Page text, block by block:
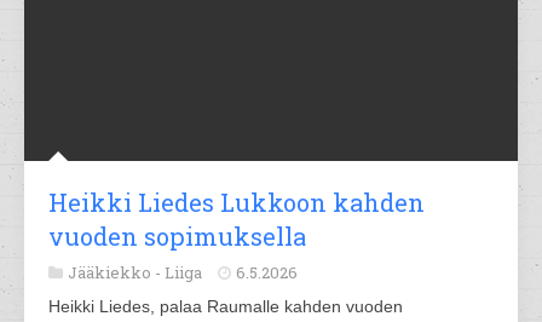
Heikki Liedes Lukkoon kahden
vuoden sopimuksella
Jääkiekko - Liiga 6.5.2026
Heikki Liedes, palaa Raumalle kahden vuoden